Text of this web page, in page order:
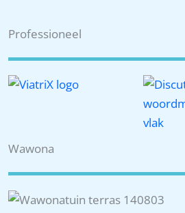
:
Professioneel
Wawona